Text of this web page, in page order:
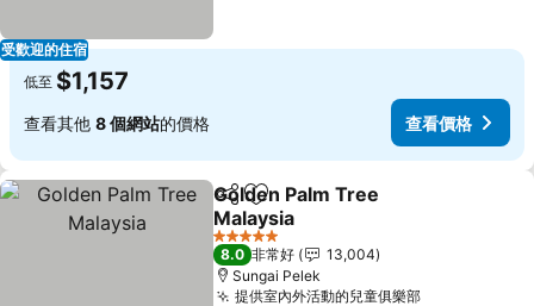
受歡迎的住宿
低至 $1,157
查看其他 8 個網站的價格 查看價格
分享 加入我的最愛
Golden Palm Tree
Malaysia
5 星級
8.0 非常好
13,004
Sungai Pelek
提供室內外活動的兒童俱樂部